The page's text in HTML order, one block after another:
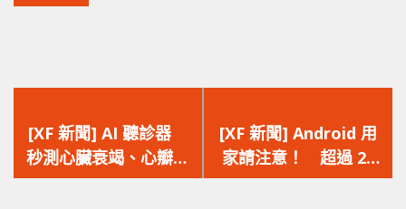
一
篇
文
[XF 新聞] AI 聽診器
秒測心臟衰竭、心瓣膜
疾病、心律不整
一
文
[XF 新聞] Android 用
家請注意！ 超過 20
款熱門 VPN 應用被揭